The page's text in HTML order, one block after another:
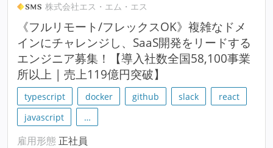
株式会社エス・エム・エス
《フルリモート/フレックスOK》複雑なドメ
インにチャレンジし、SaaS開発をリードする
エンジニア募集！【導入社数全国58,100事業
所以上 | 売上119億円突破】
typescript docker github slack
react
javascript
…
雇用形態 正社員